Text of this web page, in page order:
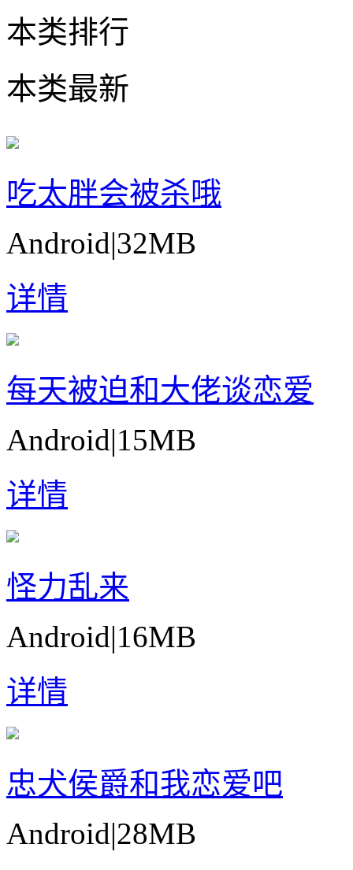
本类排行
本类最新
吃太胖会被杀哦
Android|32MB
详情
每天被迫和大佬谈恋爱
Android|15MB
详情
怪力乱来
Android|16MB
详情
忠犬侯爵和我恋爱吧
Android|28MB